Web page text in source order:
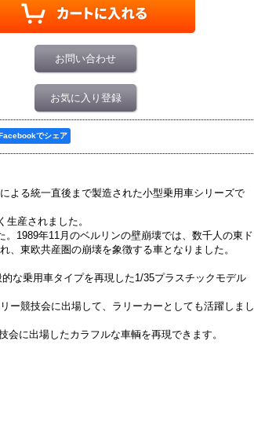
お問い合わせ
お気に入り登録
でシェア
よる統一直後まで製造された小型乗用車シリーズで
産されました。
1989年11月のベルリンの壁崩壊では、数千人の東ド
、東欧共産圏の崩壊を象徴する車となりました。
な乗用車タイプを再現した1/35プラスチックモデル
ー競技会に出場して、ラリーカーとしても活躍しまし
に出場したカラフルな車輌を再現できます。